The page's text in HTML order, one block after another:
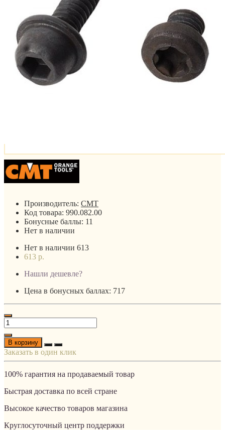
Производитель: CMT
Код товара: 990.082.00
Бонусные баллы: 11
Нет в наличии
Нет в наличии 613
613 р.
Нашли дешевле?
Цена в бонусных баллах: 717
В корзину
Заказать в один клик
100% гарантия на продаваемый товар
Быстрая доставка по всей стране
Высокое качество товаров магазина
Круглосуточный центр поддержки